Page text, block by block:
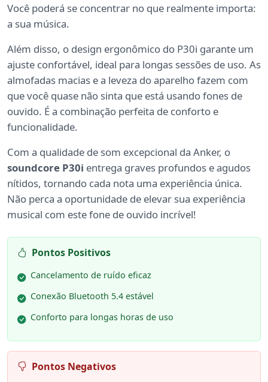
Você poderá se concentrar no que realmente importa:
a sua música.
Além disso, o design ergonômico do P30i garante um
ajuste confortável, ideal para longas sessões de uso. As
almofadas macias e a leveza do aparelho fazem com
que você quase não sinta que está usando fones de
ouvido. É a combinação perfeita de conforto e
funcionalidade.
Com a qualidade de som excepcional da Anker, o
soundcore P30i entrega graves profundos e agudos
nítidos, tornando cada nota uma experiência única.
Não perca a oportunidade de elevar sua experiência
musical com este fone de ouvido incrível!
Pontos Positivos
Cancelamento de ruído eficaz
Conexão Bluetooth 5.4 estável
Conforto para longas horas de uso
Pontos Negativos